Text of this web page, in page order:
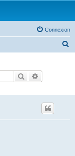
Connexion
Rechercher